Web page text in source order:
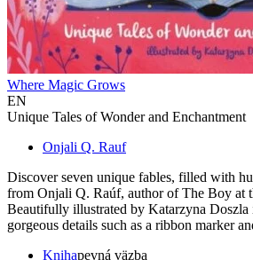
Where Magic Grows
EN
Unique Tales of Wonder and Enchantment
Onjali Q. Rauf
Discover seven unique fables, filled with
from Onjali Q. Raúf, author of The Boy at
Beautifully illustrated by Katarzyna
gorgeous details such as a ribbon marker
Knihapevná väzba